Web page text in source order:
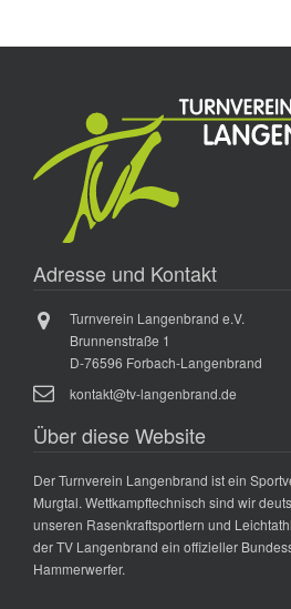
Adresse und Kontakt
Turnverein Langenbrand e.V.
Brunnenstraße 1
D-76596 Forbach-Langenbrand
kontakt@tv-langenbrand.de
Über diese Website
Der Turnverein Langenbrand ist ein
Murgtal. Wettkampftechnisch sind wir
unseren Rasenkraftsportlern und
der TV Langenbrand ein offizieller
Hammerwerfer.